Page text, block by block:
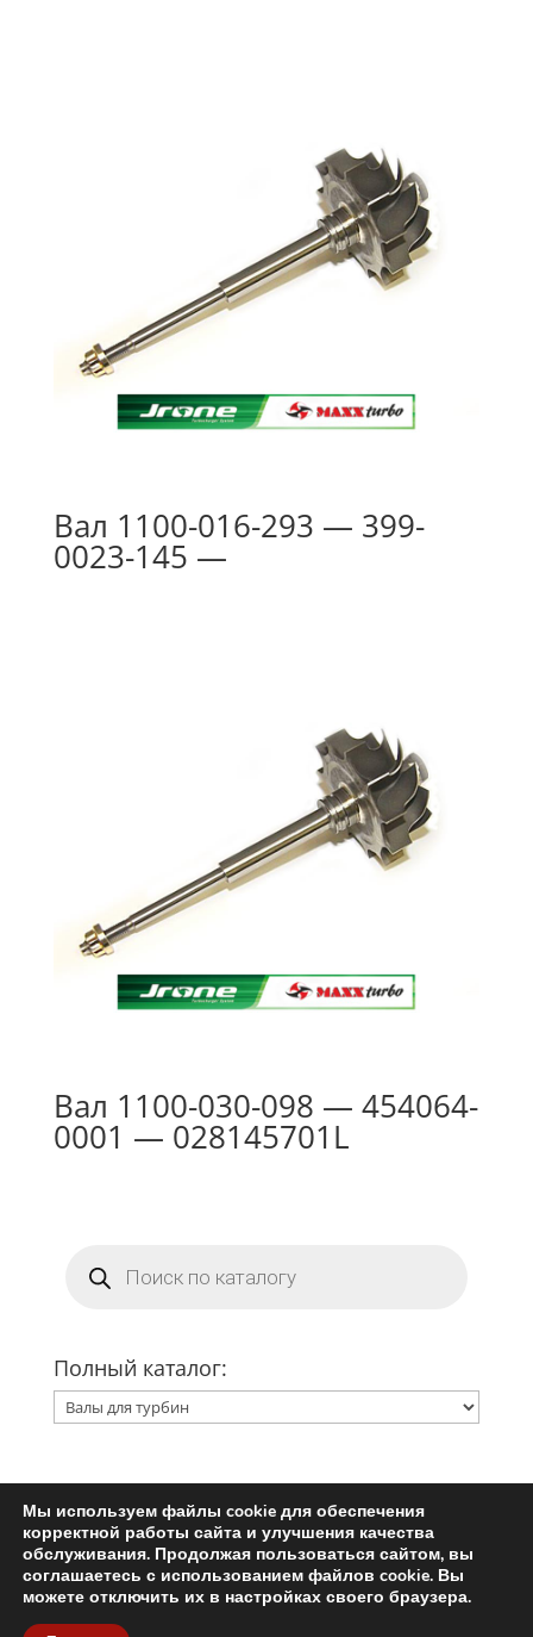
Вал 1100-016-293 — 399-
0023-145 —
Вал 1100-030-098 — 454064-
0001 — 028145701L
товаров
Полный каталог:
Главная
Ремкомплект турбины
Запчасти для турбин
Пользовательское соглашение
Политика конфиденциальности
Мы используем файлы cookie для обеспечения
корректной работы сайта и улучшения качества
обслуживания. Продолжая пользоваться сайтом, вы
соглашаетесь с использованием файлов cookie. Вы
можете отключить их в настройках своего браузера.